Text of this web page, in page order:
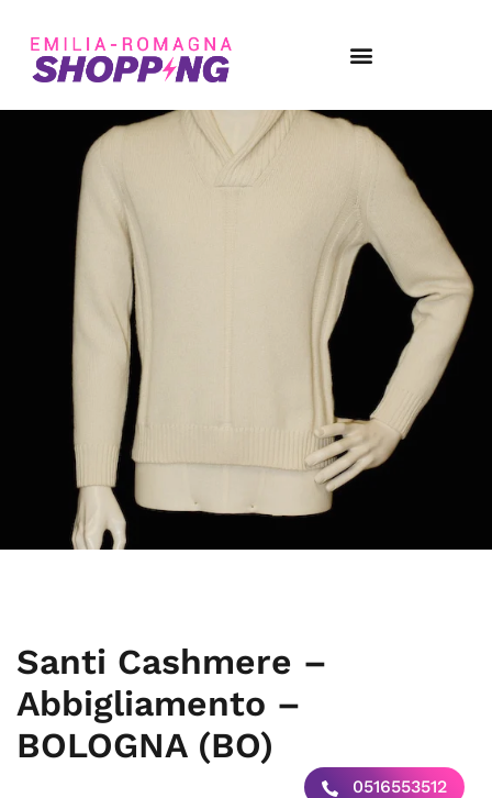
Santi Cashmere –
Abbigliamento –
BOLOGNA (BO)
0516553512